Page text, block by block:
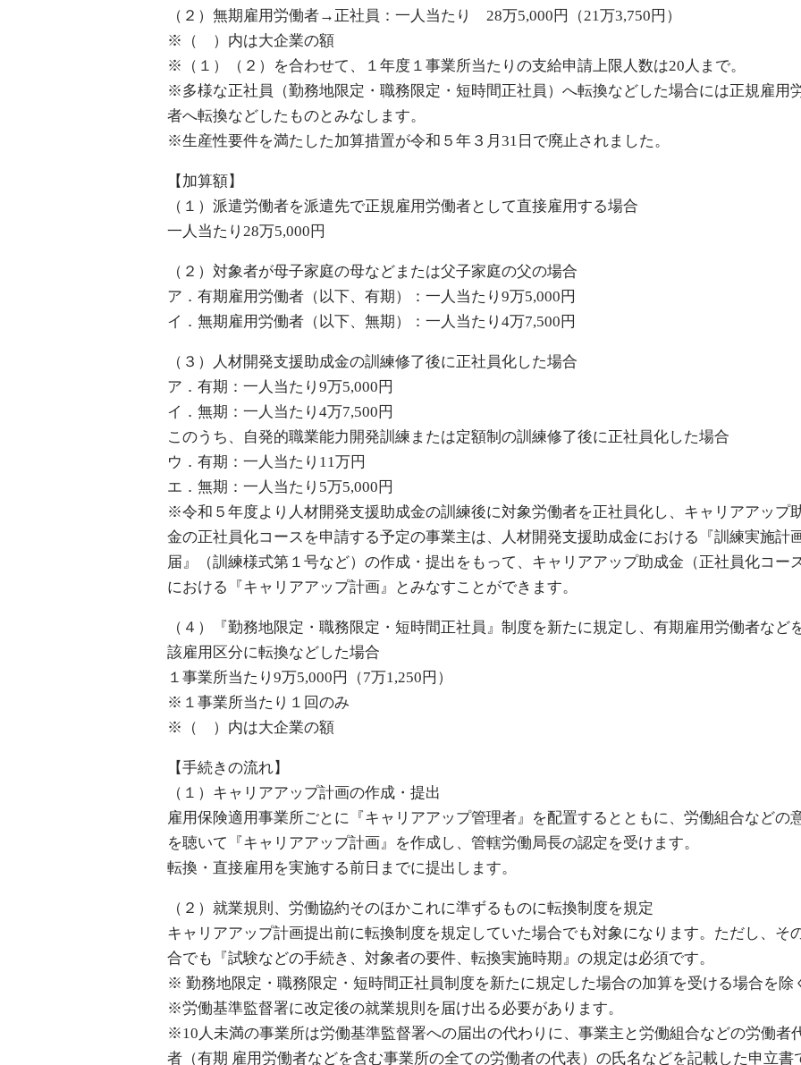
（２）無期雇用労働者→正社員：一人当たり 28万5,000円（21万3,750円）
※（ ）内は大企業の額
※（１）（２）を合わせて、１年度１事業所当たりの支給申請上限人数は20人まで。
※多様な正社員（勤務地限定・職務限定・短時間正社員）へ転換などした場合には正規雇用
者へ転換などしたものとみなします。
※生産性要件を満たした加算措置が令和５年３月31日で廃止されました。
【加算額】
（１）派遣労働者を派遣先で正規雇用労働者として直接雇用する場合
一人当たり28万5,000円
（２）対象者が母子家庭の母などまたは父子家庭の父の場合
ア．有期雇用労働者（以下、有期）：一人当たり9万5,000円
イ．無期雇用労働者（以下、無期）：一人当たり4万7,500円
（３）人材開発支援助成金の訓練修了後に正社員化した場合
ア．有期：一人当たり9万5,000円
イ．無期：一人当たり4万7,500円
このうち、自発的職業能力開発訓練または定額制の訓練修了後に正社員化した場合
ウ．有期：一人当たり11万円
エ．無期：一人当たり5万5,000円
※令和５年度より人材開発支援助成金の訓練後に対象労働者を正社員化し、キャリアアップ
金の正社員化コースを申請する予定の事業主は、人材開発支援助成金における『訓練実施計
届』（訓練様式第１号など）の作成・提出をもって、キャリアアップ助成金（正社員化コース
における『キャリアアップ計画』とみなすことができます。
（４）『勤務地限定・職務限定・短時間正社員』制度を新たに規定し、有期雇用労働者など
該雇用区分に転換などした場合
１事業所当たり9万5,000円（7万1,250円）
※１事業所当たり１回のみ
※（ ）内は大企業の額
【手続きの流れ】
（１）キャリアアップ計画の作成・提出
雇用保険適用事業所ごとに『キャリアアップ管理者』を配置するとともに、労働組合などの
を聴いて『キャリアアップ計画』を作成し、管轄労働局長の認定を受けます。
転換・直接雇用を実施する前日までに提出します。
（２）就業規則、労働協約そのほかこれに準ずるものに転換制度を規定
キャリアアップ計画提出前に転換制度を規定していた場合でも対象になります。ただし、そ
合でも『試験などの手続き、対象者の要件、転換実施時期』の規定は必須です。
※ 勤務地限定・職務限定・短時間正社員制度を新たに規定した場合の加算を受ける場合を除
※労働基準監督署に改定後の就業規則を届け出る必要があります。
※10人未満の事業所は労働基準監督署への届出の代わりに、事業主と労働組合などの労働者
者（有期 雇用労働者などを含む事業所の全ての労働者の代表）の氏名などを記載した申立書